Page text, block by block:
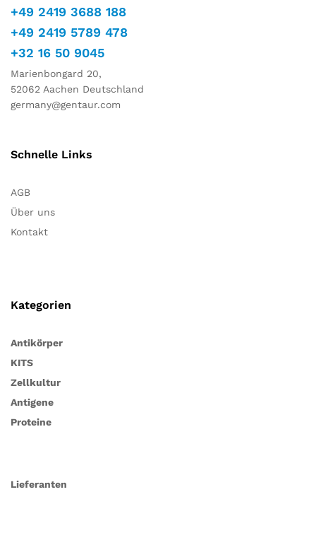
+49 2419 3688 188
+49 2419 5789 478
+32 16 50 9045
Marienbongard 20,
52062 Aachen Deutschland
germany@gentaur.com
Schnelle Links
AGB
Über uns
Kontakt
Kategorien
Antikörper
KITS
Zellkultur
Antigene
Proteine
Lieferanten